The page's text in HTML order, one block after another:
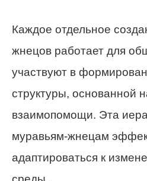
Каждое отдельное
жнецов работает для
участвуют в
структуры, основанной
взаимопомощи. Эта
муравьям-жнецам
адаптироваться к